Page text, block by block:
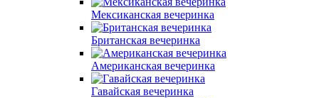
Мексиканская вечеринка
Британская вечеринка
Американская вечеринка
Гавайская вечеринка